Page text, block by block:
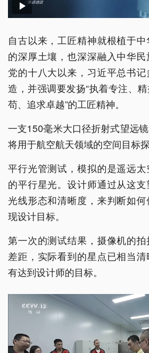
自古以来，工匠精神就根植于
的深厚土壤，也深深融入中华民
党的十八大以来，习近平总书
造，并强调要发扬“执着专注、
苟、追求卓越”的工匠精神。
一支150毫米大口径折射式望远
将用于航空航天领域的空间目标探
平行光管测试，模拟的是遥远
的平行星光。设计师通过从这
光线形态和清晰度，来判断如
现设计目标。
第一次的测试结果，摄像机的
差距，实际看到的星点已相当
有达到设计师的目标。